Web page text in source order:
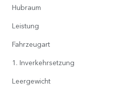
Hubraum
Leistung
Fahrzeugart
1. Inverkehrsetzung
Leergewicht